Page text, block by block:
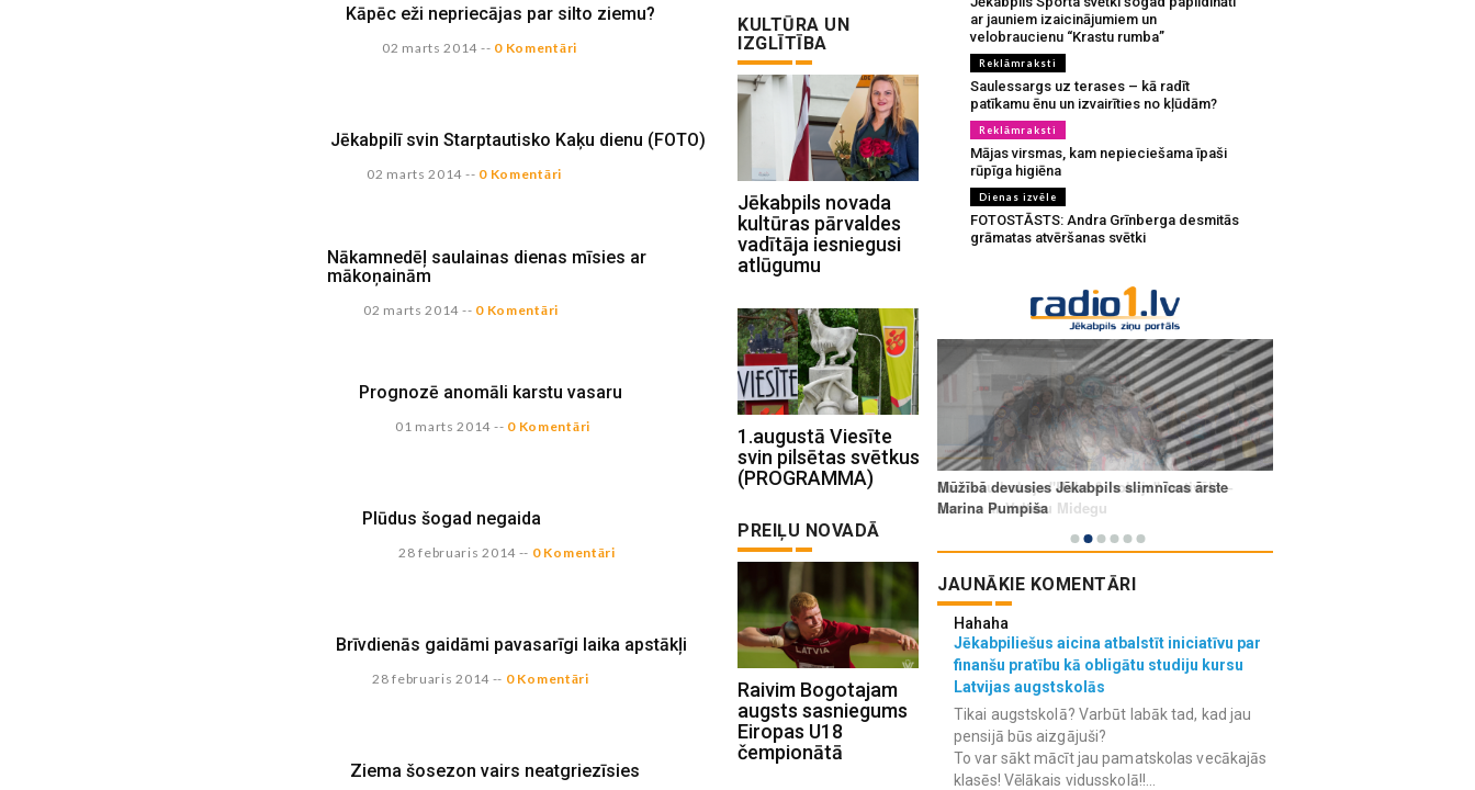
Kāpēc eži nepriecājas par silto ziemu?
02 marts 2014 -- 0 Komentāri
Jēkabpilī svin Starptautisko Kaķu dienu (FOTO)
02 marts 2014 -- 0 Komentāri
Nākamnedēļ saulainas dienas mīsies ar
mākoņainām
02 marts 2014 -- 0 Komentāri
Prognozē anomāli karstu vasaru
01 marts 2014 -- 0 Komentāri
Plūdus šogad negaida
28 februaris 2014-- 0 Komentāri
Brīvdienās gaidāmi pavasarīgi laika apstākļi
28 februaris 2014-- 0 Komentāri
Ziema šosezon vairs neatgriezīsies
KULTŪRA UN
IZGLĪTĪBA
Jēkabpils novada
kultūras pārvaldes
vadītāja iesniegusi
atlūgumu
1.augustā Viesīte
svin pilsētas svētkus
(PROGRAMMA)
PREIĻU NOVADĀ
Raivim Bogotajam
augsts sasniegums
Eiropas U18
čempionātā
ar jauniem izaicinājumiem un
velobraucienu “Krastu rumba”
Reklāmraksti
Saulessargs uz terases – kā radīt
patīkamu ēnu un izvairīties no kļūdām?
Reklāmraksti
Mājas virsmas, kam nepieciešama īpaši
rūpīga higiēna
Dienas izvēle
FOTOSTĀSTS: Andra Grīnberga desmitās
grāmatas atvēršanas svētki
JAUNĀKIE KOMENTĀRI
Hahaha
Jēkabpiliešus aicina atbalstīt iniciatīvu par
finanšu pratību kā obligātu studiju kursu
Latvijas augstskolās
Tikai augstskolā? Varbūt labāk tad, kad jau
pensijā būs aizgājuši?
To var sākt mācīt jau pamatskolas vecākajās
klasēs! Vēlākais vidusskolā!!...